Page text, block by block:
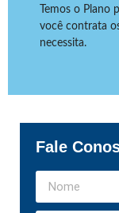
Temos o Plano
você contrata
necessita.
Fale